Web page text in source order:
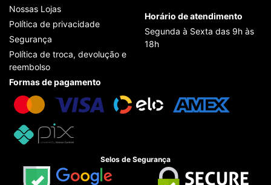
Nossas Lojas
Política de privacidade
Segurança
Política de troca, devolução e
reembolso
Horário de atendimento
Segunda à Sexta das 9h às
18h
Formas de pagamento
Selos de Segurança